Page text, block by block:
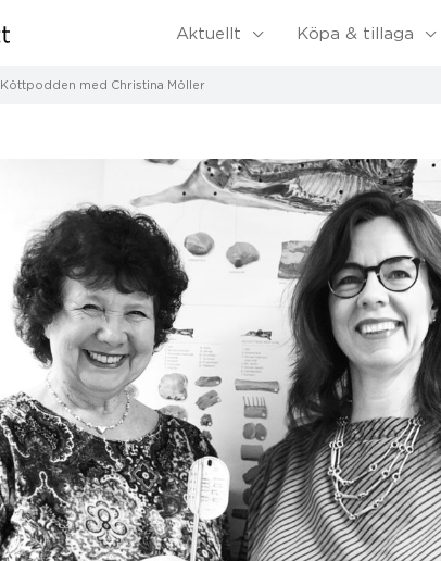
Aktuellt Köpa & tillaga
Köttpodden med Christina Möller